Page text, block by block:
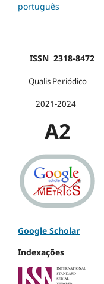
português
ISSN 2318-8472
Qualis Periódico
2021-2024
A2
Google Scholar
Indexações